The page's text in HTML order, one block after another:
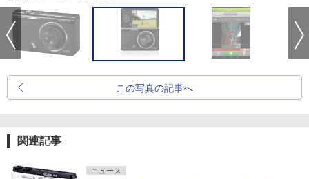
この写真の記事へ
関連記事
ニュース